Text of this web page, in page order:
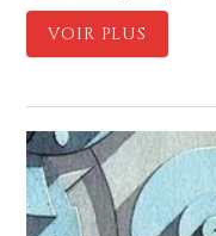
VOIR PLUS